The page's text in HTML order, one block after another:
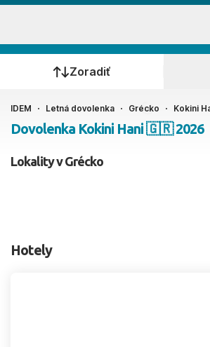
Kedy cestujete?
Ako cestujete?
2 dospelí, 0 deti
Zoradiť
IDEM Letná dovolenka Grécko Kokini
Dovolenka Kokini Hani 🇬🇷 2026
Lokality v Grécko
Hotely